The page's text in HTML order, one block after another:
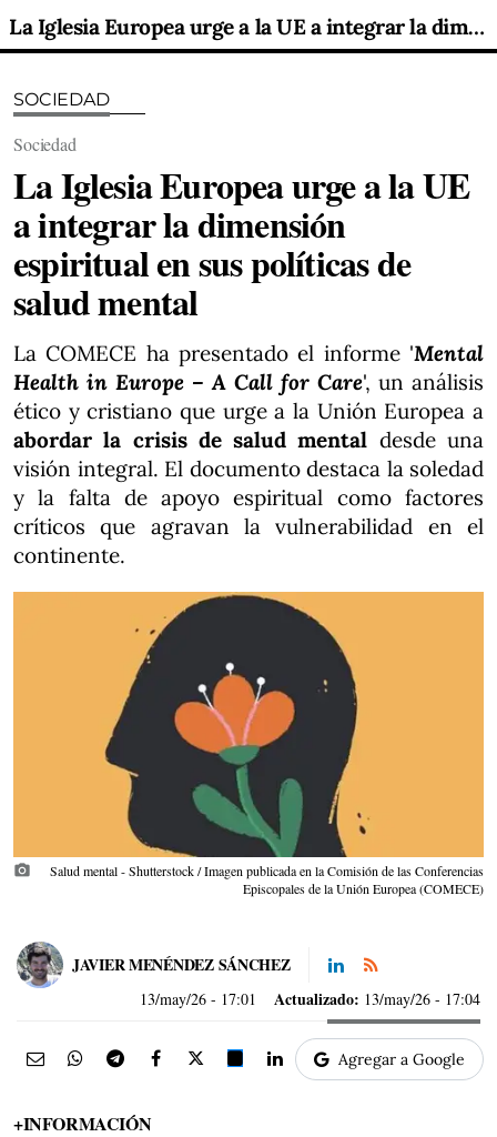
La Iglesia Europea urge a la UE a integrar la dimensión espiritual en sus políticas de salud mental
SOCIEDAD
Sociedad
La Iglesia Europea urge a la UE
a integrar la dimensión
espiritual en sus políticas de
salud mental
La COMECE ha presentado el informe 'Mental
Health in Europe – A Call for Care', un análisis
ético y cristiano que urge a la Unión Europea a
abordar la crisis de salud mental desde una
visión integral. El documento destaca la soledad
y la falta de apoyo espiritual como factores
críticos que agravan la vulnerabilidad en el
continente.
photo_camera
Salud mental - Shutterstock / Imagen publicada en la Comisión de las Conferencias
Episcopales de la Unión Europea (COMECE)
JAVIER MENÉNDEZ SÁNCHEZ
13/may/26 - 17:01 Actualizado: 13/may/26 - 17:04
Agregar a Google
+INFORMACIÓN